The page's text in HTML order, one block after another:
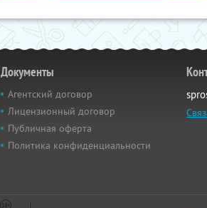
Документы
Агентский договор
Лицензионный договор
Публичная оферта
Политика конфиденциальности